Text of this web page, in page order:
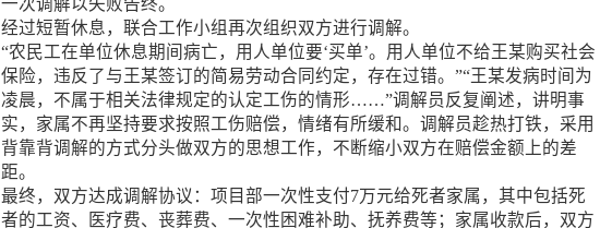
一次调解以失败告终。
经过短暂休息，联合工作小组再次组织双方进行调解。
“农民工在单位休息期间病亡，用人单位要‘买单’。用人单位不给王某购买社会
保险，违反了与王某签订的简易劳动合同约定，存在过错。”“王某发病时间为
凌晨，不属于相关法律规定的认定工伤的情形……”调解员反复阐述，讲明事
实，家属不再坚持要求按照工伤赔偿，情绪有所缓和。调解员趁热打铁，采用
背靠背调解的方式分头做双方的思想工作，不断缩小双方在赔偿金额上的差
距。
最终，双方达成调解协议：项目部一次性支付7万元给死者家属，其中包括死
者的工资、医疗费、丧葬费、一次性困难补助、抚养费等；家属收款后，双方